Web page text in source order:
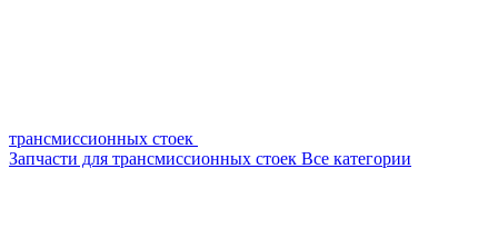
трансмиссионных стоек
Запчасти для трансмиссионных стоек Все категории